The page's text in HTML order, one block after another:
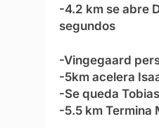
-4.2 km se abre
segundos
-Vingegaard
-5km acelera
-Se queda
-5.5 km Termina